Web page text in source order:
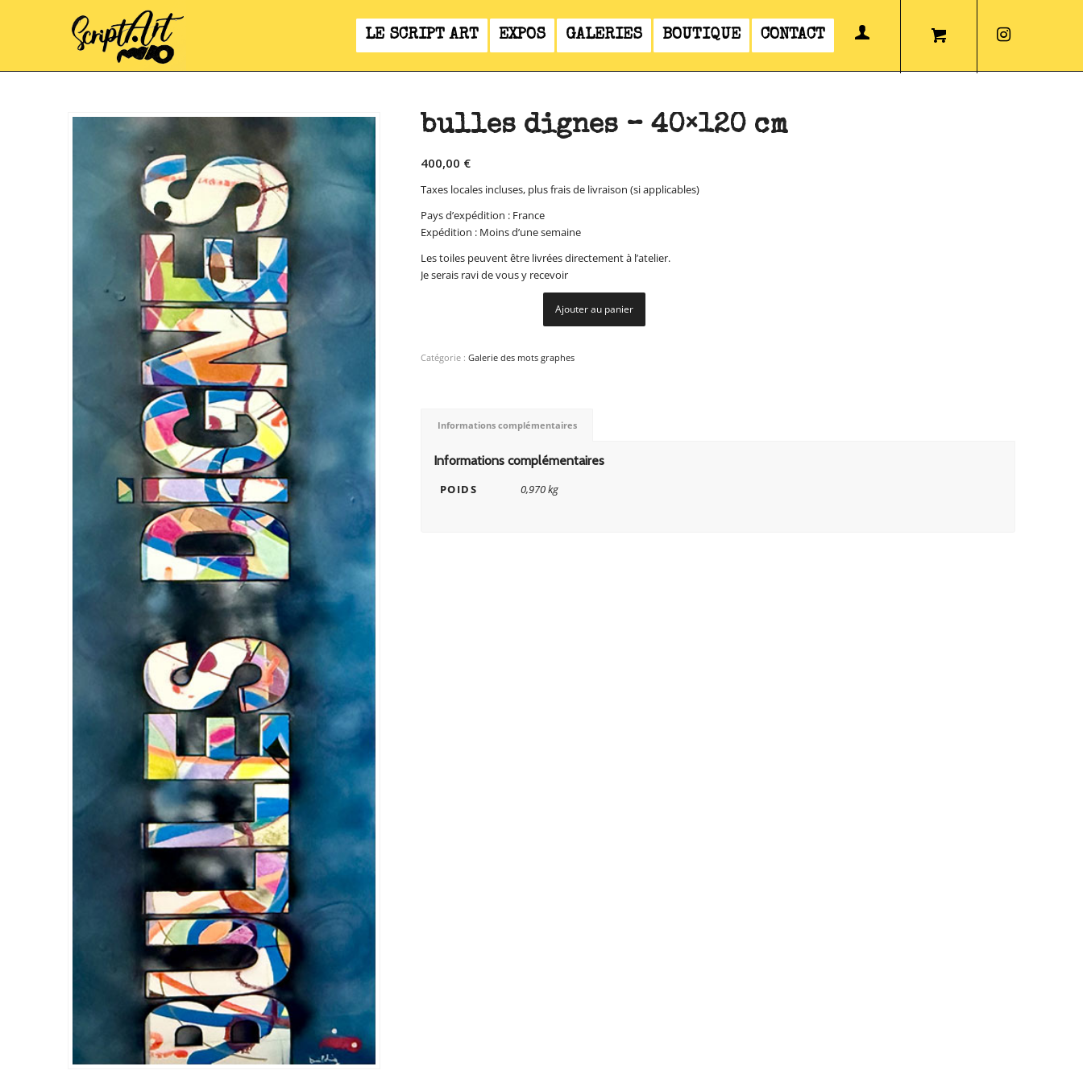
LE SCRIPT ART EXPOS GALERIES BOUTIQUE CONTACT
bulles dignes – 40×120 cm
400,00 €
Taxes locales incluses, plus frais de livraison (si applicables)
Pays d’expédition : France
Expédition : Moins d’une semaine
Les toiles peuvent être livrées directement à l’atelier.
Je serais ravi de vous y recevoir
Ajouter au panier
Catégorie : Galerie des mots graphes
Informations complémentaires
Informations complémentaires
POIDS 0,970 kg